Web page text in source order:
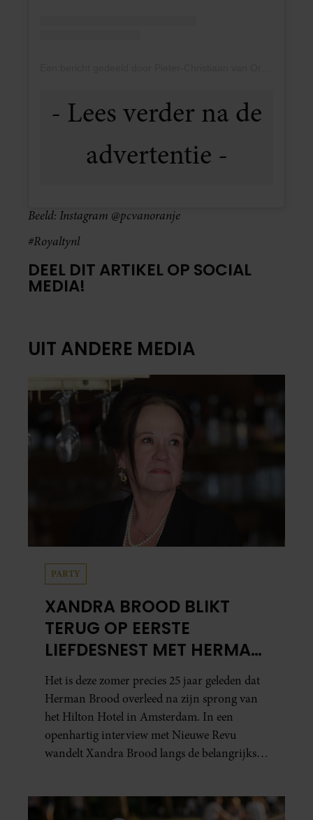
Beeld: Instagram @pcvanoranje
#Royaltynl
DEEL DIT ARTIKEL OP SOCIAL
MEDIA!
UIT ANDERE MEDIA
PARTY
XANDRA BROOD BLIKT
TERUG OP EERSTE
LIEFDESNEST MET HERMAN
BROOD: “HIER IS LOLA
GEBOREN”
Het is deze zomer precies 25 jaar geleden dat
Herman Brood overleed na zijn sprong van
het Hilton Hotel in Amsterdam. In een
openhartig interview met Nieuwe Revu
wandelt Xandra Brood langs de belangrijkste
Leidsedwarsstraat roept een stortvloed aan